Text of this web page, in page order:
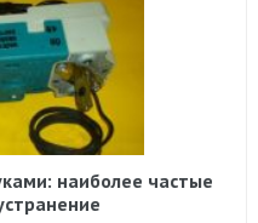
наиболее частые